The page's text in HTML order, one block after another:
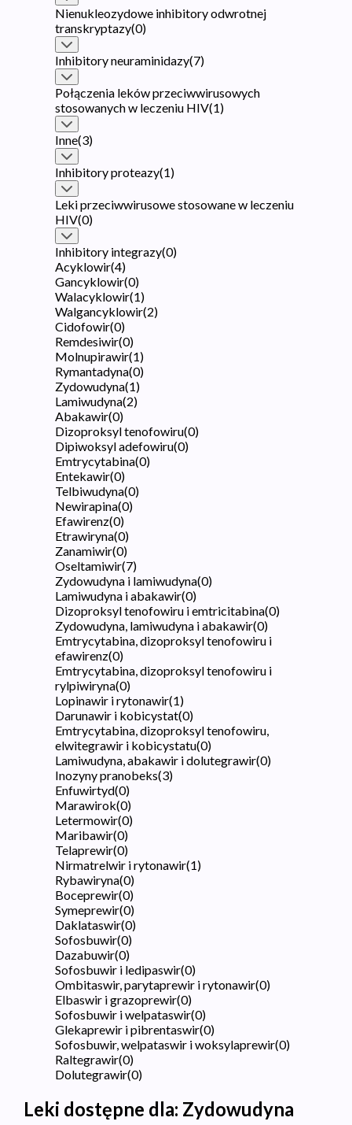
Nienukleozydowe inhibitory odwrotnej
transkryptazy(0)
Inhibitory neuraminidazy(7)
Połączenia leków przeciwwirusowych
stosowanych w leczeniu HIV(1)
Inne(3)
Inhibitory proteazy(1)
Leki przeciwwirusowe stosowane w leczeniu
HIV(0)
Inhibitory integrazy(0)
Acyklowir(4)
Gancyklowir(0)
Walacyklowir(1)
Walgancyklowir(2)
Cidofowir(0)
Remdesiwir(0)
Molnupirawir(1)
Rymantadyna(0)
Zydowudyna(1)
Lamiwudyna(2)
Abakawir(0)
Dizoproksyl tenofowiru(0)
Dipiwoksyl adefowiru(0)
Emtrycytabina(0)
Entekawir(0)
Telbiwudyna(0)
Newirapina(0)
Efawirenz(0)
Etrawiryna(0)
Zanamiwir(0)
Oseltamiwir(7)
Zydowudyna i lamiwudyna(0)
Lamiwudyna i abakawir(0)
Dizoproksyl tenofowiru i emtricitabina(0)
Zydowudyna, lamiwudyna i abakawir(0)
Emtrycytabina, dizoproksyl tenofowiru i
efawirenz(0)
Emtrycytabina, dizoproksyl tenofowiru i
rylpiwiryna(0)
Lopinawir i rytonawir(1)
Darunawir i kobicystat(0)
Emtrycytabina, dizoproksyl tenofowiru,
elwitegrawir i kobicystatu(0)
Lamiwudyna, abakawir i dolutegrawir(0)
Inozyny pranobeks(3)
Enfuwirtyd(0)
Marawirok(0)
Letermowir(0)
Maribawir(0)
Telaprewir(0)
Nirmatrelwir i rytonawir(1)
Rybawiryna(0)
Boceprewir(0)
Symeprewir(0)
Daklataswir(0)
Sofosbuwir(0)
Dazabuwir(0)
Sofosbuwir i ledipaswir(0)
Ombitaswir, parytaprewir i rytonawir(0)
Elbaswir i grazoprewir(0)
Sofosbuwir i welpataswir(0)
Glekaprewir i pibrentaswir(0)
Sofosbuwir, welpataswir i woksylaprewir(0)
Raltegrawir(0)
Dolutegrawir(0)
Leki dostępne dla: Zydowudyna